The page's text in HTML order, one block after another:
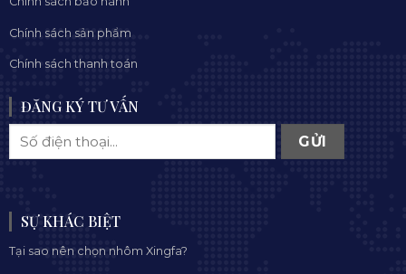
Chính sách sản phẩm
Chính sách thanh toán
ĐĂNG KÝ TƯ VẤN
SỰ KHÁC BIỆT
Tại sao nên chọn nhôm Xingfa?